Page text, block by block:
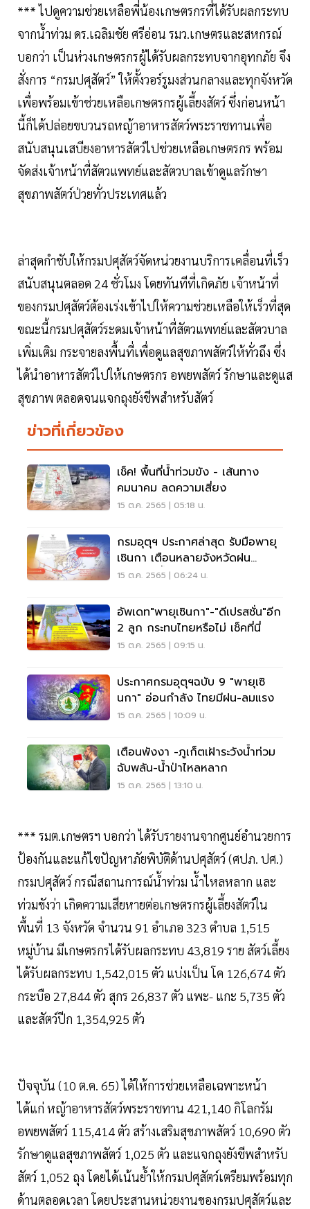
*** ไปดูความช่วยเหลือพี่น้องเกษตรกรที่ได้รับผลกระทบ
จากน้ำท่วม ดร.เฉลิมชัย ศรีอ่อน รมว.เกษตรและสหกรณ์
บอกว่า เป็นห่วงเกษตรกรผู้ได้รับผลกระทบจากอุทกภัย จึง
สั่งการ “กรมปศุสัตว์” ให้ตั้งวอร์รูมงส่วนกลางและทุกจังหวัด
เพื่อพร้อมเข้าช่วยเหลือเกษตรกรผู้เลี้ยงสัตว์ ซึ่งก่อนหน้า
นี้ก็ได้ปล่อยขบวนรถหญ้าอาหารสัตว์พระราชทานเพื่อ
สนับสนุนเสบียงอาหารสัตว์ไปช่วยเหลือเกษตรกร พร้อม
จัดส่งเจ้าหน้าที่สัตวแพทย์และสัตวบาลเข้าดูแลรักษา
สุขภาพสัตว์ป่วยทั่วประเทศแล้ว
ล่าสุดกำชับให้กรมปศุสัตว์จัดหน่วยงานบริการเคลื่อนที่เร็ว
สนับสนุนตลอด 24 ชั่วโมง โดยทันทีที่เกิดภัย เจ้าหน้าที่
ของกรมปศุสัตว์ต้องเร่งเข้าไปให้ความช่วยเหลือให้เร็วที่สุด
ขณะนี้กรมปศุสัตว์ระดมเจ้าหน้าที่สัตวแพทย์และสัตวบาล
เพิ่มเติม กระจายลงพื้นที่เพื่อดูแลสุขภาพสัตว์ให้ทั่วถึง ซึ่ง
ได้นำอาหารสัตว์ไปให้เกษตรกร อพยพสัตว์ รักษาและดูแส
สุขภาพ ตลอดจนแจกถุงยังชีพสำหรับสัตว์
ข่าวที่เกี่ยวข้อง
เช็ค! พื้นที่น้ำท่วมขัง - เส้นทาง
คมนาคม ลดความเสี่ยง
15 ต.ค. 2565 | 05:18 น.
กรมอุตุฯ ประกาศล่าสุด รับมือพายุ
เซินกา เตือนหลายจังหวัดฝน
ตกหนัก น้ำท่วม
15 ต.ค. 2565 | 06:24 น.
อัพเดท"พายุเซินกา"-"ดีเปรสชั่น"อีก
2 ลูก กระทบไทยหรือไม่ เช็คที่นี่
15 ต.ค. 2565 | 09:15 น.
ประกาศกรมอุตุฯฉบับ 9 "พายุเซิ
นกา" อ่อนกำลัง ไทยมีฝน-ลมแรง
15 ต.ค. 2565 | 10:09 น.
เตือนพังงา -ภูเก็ตเฝ้าระวังน้ำท่วม
ฉับพลัน-น้ำป่าไหลหลาก
15 ต.ค. 2565 | 13:10 น.
*** รมต.เกษตรฯ บอกว่า ได้รับรายงานจากศูนย์อำนวยการ
ป้องกันและแก้ไขปัญหาภัยพิบัติด้านปศุสัตว์ (ศปภ. ปศ.)
กรมปศุสัตว์ กรณีสถานการณ์น้ำท่วม น้ำไหลหลาก และ
ท่วมขังว่า เกิดความเสียหายต่อเกษตรกรผู้เลี้ยงสัตว์ใน
พื้นที่ 13 จังหวัด จำนวน 91 อำเภอ 323 ตำบล 1,515
หมู่บ้าน มีเกษตรกรได้รับผลกระทบ 43,819 ราย สัตว์เลี้ยง
ได้รับผลกระทบ 1,542,015 ตัว แบ่งเป็น โค 126,674 ตัว
กระบือ 27,844 ตัว สุกร 26,837 ตัว แพะ- แกะ 5,735 ตัว
และสัตว์ปีก 1,354,925 ตัว
ปัจจุบัน (10 ต.ค. 65) ได้ให้การช่วยเหลือเฉพาะหน้า
ได้แก่ หญ้าอาหารสัตว์พระราชทาน 421,140 กิโลกรัม
อพยพสัตว์ 115,414 ตัว สร้างเสริมสุขภาพสัตว์ 10,690 ตัว
รักษาดูแลสุขภาพสัตว์ 1,025 ตัว และแจกถุงยังชีพสำหรับ
สัตว์ 1,052 ถุง โดยได้เน้นย้ำให้กรมปศุสัตว์เตรียมพร้อมทุก
ด้านตลอดเวลา โดยประสานหน่วยงานของกรมปศุสัตว์และ